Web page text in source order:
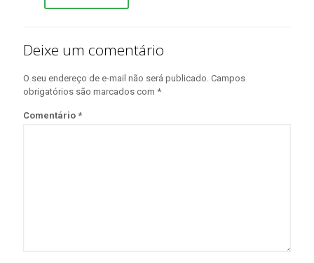
Deixe um comentário
O seu endereço de e-mail não será publicado. Campos
obrigatórios são marcados com *
Comentário *